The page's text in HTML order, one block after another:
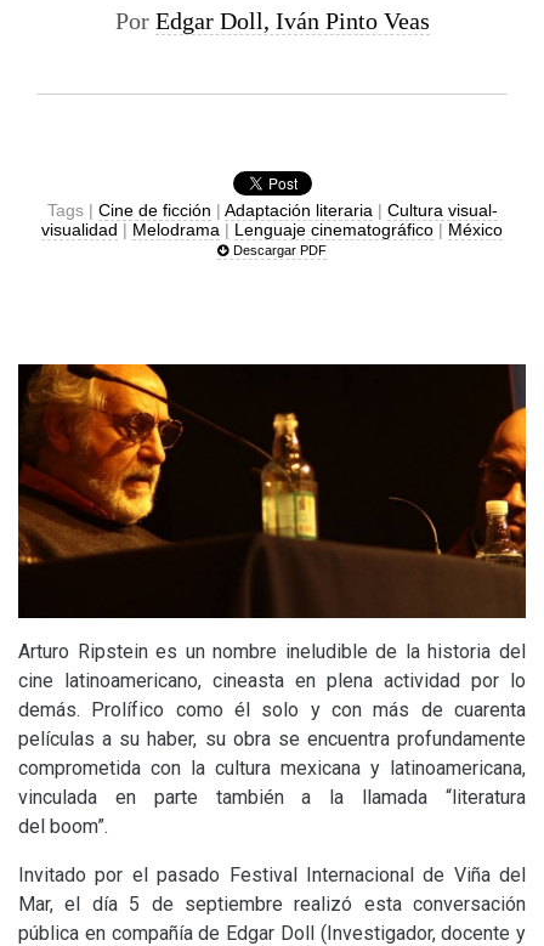
Por Edgar Doll, Iván Pinto Veas
Tags | Cine de ficción | Adaptación literaria | Cultura visual-
visualidad | Melodrama | Lenguaje cinematográfico | México
Descargar PDF
Arturo Ripstein es un nombre ineludible de la historia del
cine latinoamericano, cineasta en plena actividad por lo
demás. Prolífico como él solo y con más de cuarenta
películas a su haber, su obra se encuentra profundamente
comprometida con la cultura mexicana y latinoamericana,
vinculada en parte también a la llamada “literatura
del boom”.
Invitado por el pasado Festival Internacional de Viña del
Mar, el día 5 de septiembre realizó esta conversación
pública en compañía de Edgar Doll (Investigador, docente y